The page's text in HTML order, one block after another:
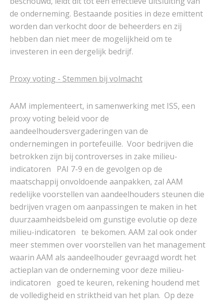
de onderneming. Bestaande posities in deze emittent
worden dan verkocht door de beheerders en zij
hebben dan niet meer de mogelijkheid om te
investeren in een dergelijk bedrijf.
Proxy voting - Stemmen bij volmacht
AAM implementeert, in samenwerking met ISS, een
proxy voting beleid voor de
aandeelhoudersvergaderingen van de
ondernemingen in portefeuille. Voor bedrijven die
betrokken zijn bij controverses in zake milieu-
indicatoren PAI 7-9 en de gevolgen op de
maatschappij onvoldoende aanpakken, zal AAM
redelijke voorstellen van aandeelhouders steunen die
bedrijven vragen om aanpassingen te maken in het
duurzaamheidsbeleid om gunstige evolutie op deze
milieu-indicatoren te bekomen. AAM zal ook onder
meer stemmen over voorstellen van het management
waarin AAM als aandeelhouder gevraagd wordt het
actieplan van de onderneming voor deze milieu-
indicatoren goed te keuren, rekening houdend met
de volledigheid en striktheid van het plan. Op deze